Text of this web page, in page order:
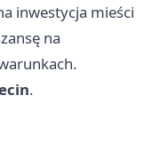
inwestycja mieści
na
.